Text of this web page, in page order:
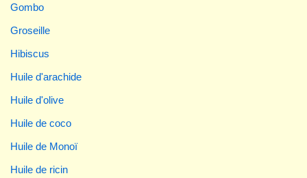
Gombo
Groseille
Hibiscus
Huile d'arachide
Huile d'olive
Huile de coco
Huile de Monoï
Huile de ricin